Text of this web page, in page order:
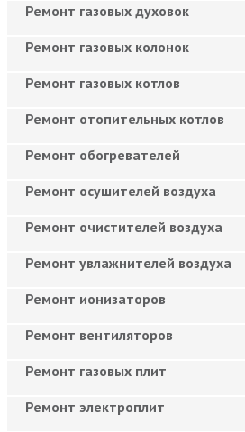
Ремонт газовых духовок
Ремонт газовых колонок
Ремонт газовых котлов
Ремонт отопительных котлов
Ремонт обогревателей
Ремонт осушителей воздуха
Ремонт очистителей воздуха
Ремонт увлажнителей воздуха
Ремонт ионизаторов
Ремонт вентиляторов
Ремонт газовых плит
Ремонт электроплит